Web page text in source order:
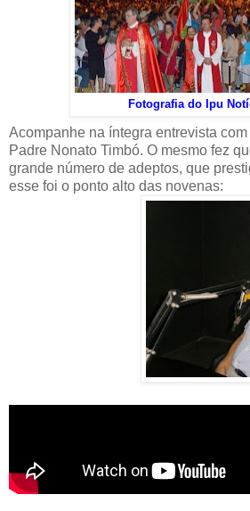
Fotografia do Ipu
Acompanhe na íntegra entrevista
Padre Nonato Timbó. O mesmo fez
grande número de adeptos, que
esse foi o ponto alto das novenas: